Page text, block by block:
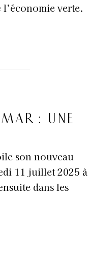
verte.
: UNE
son nouveau
11 juillet 2025 à
dans les